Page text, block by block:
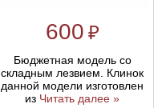
600 ₽
Бюджетная модель со
складным лезвием. Клинок
данной модели изготовлен
из Читать далее »